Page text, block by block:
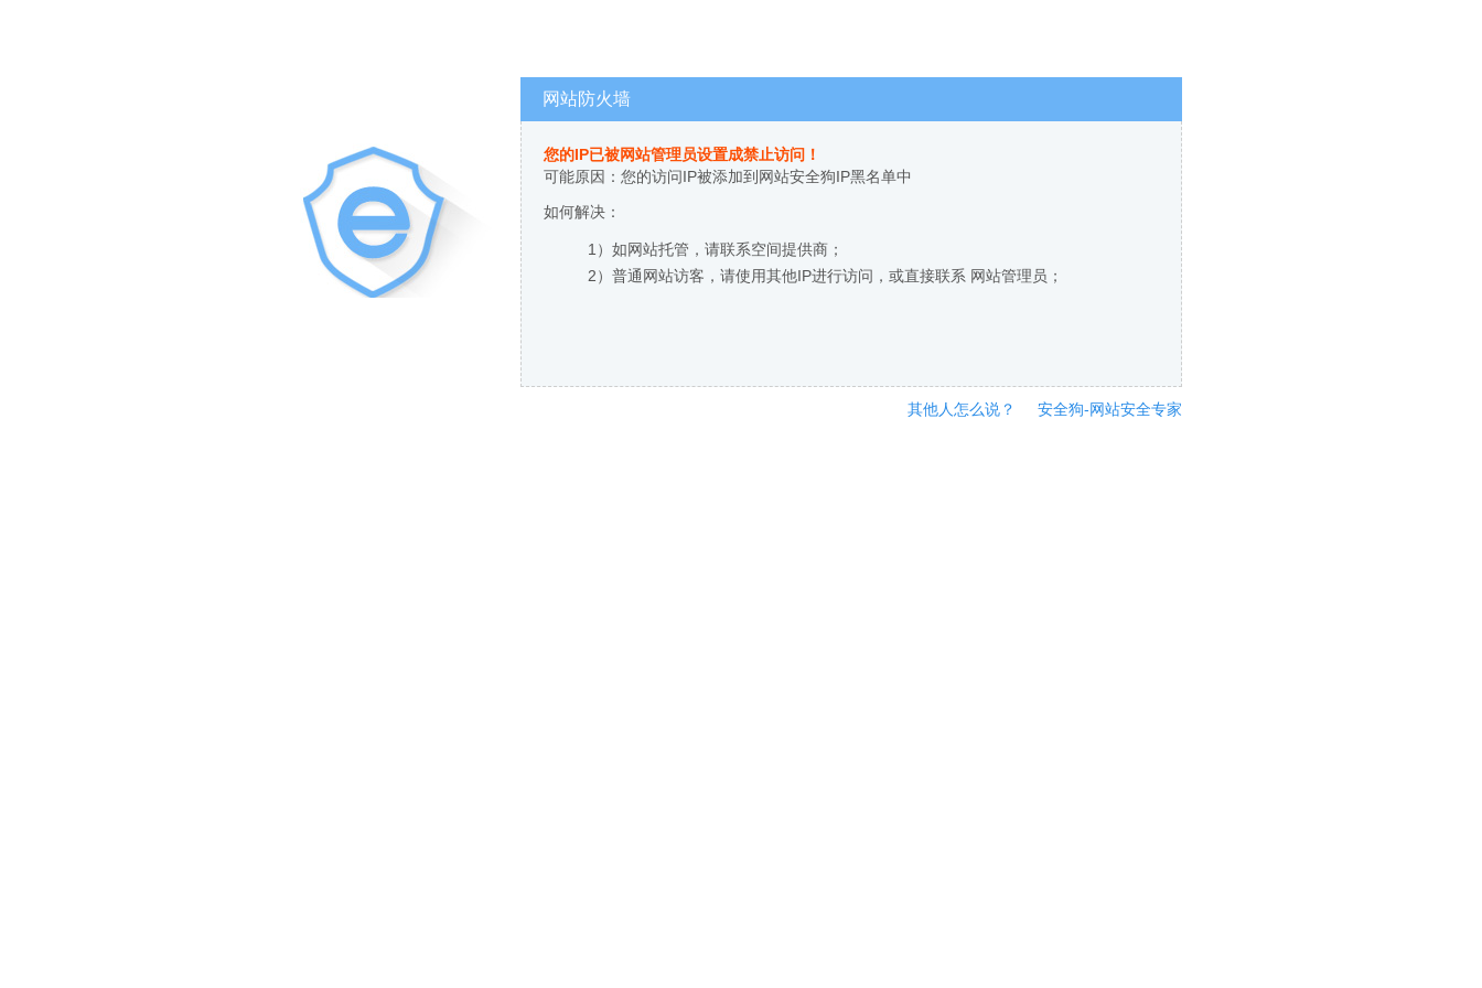
网站防火墙
您的IP已被网站管理员设置成禁止访问！
可能原因：您的访问IP被添加到网站安全狗IP黑名单中
如何解决：
1）如网站托管，请联系空间提供商；
2）普通网站访客，请使用其他IP进行访问，或直接联系 网站管理员；
其他人怎么说？ 安全狗-网站安全专家